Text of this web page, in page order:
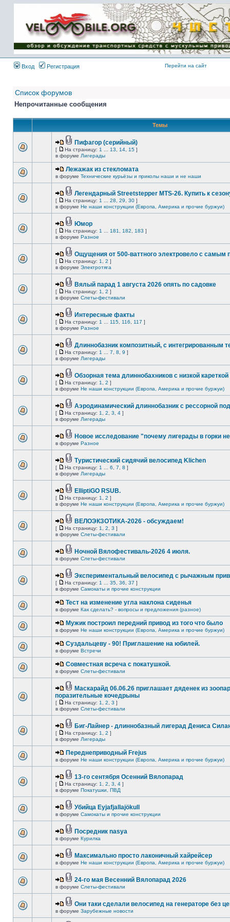
Имя пользователя:
Пароль:
{ LOG_ME_IN_SHORT
}
Вход
Регистрация Перейти на сайт
Список форумов
Непрочитанные сообщения
Темы
Пифагор (серийный)
[ На страницу: 1 13 14 15 ]
в форуме Лигерады
Лежажак из стекломата
в форуме Технические курьёзы и приколы наши и не наши
Легендарный Streetstepper MTS-26. Купить к
[ На страницу: 1 28 29 30 ]
в форуме Не наши конструкции (Европа, Америка и прочие буржуи)
Юмор
[ На страницу: 1 181 182 183 ]
в форуме Разное
Ощущения от 500-ваттного электровело с самым
[ На страницу: 1 2 ]
в форуме Электротяга
Вялый парад 1 августа 2026 опять по садовке
[ На страницу: 1 2 ]
в форуме Слеты-фестивали
Интересные факты
[ На страницу: 1 115 116 117 ]
в форуме Разное
Длиннобазник композитный, с интегрированным
[ На страницу: 1 7 8 9 ]
в форуме Лигерады
Обзорная тема длиннобахников с низкой кареткой
[ На страницу: 1 2 ]
в форуме Не наши конструкции (Европа, Америка и прочие буржуи)
Аэродинамический длиннобазник с рессорной
[ На страницу: 1 2 3 4 ]
в форуме Лигерады
Новое исследование "почему лигерады в горки
в форуме Разное
Туристический сидячий велосипед Klichen
[ На страницу: 1 6 7 8 ]
в форуме Лигерады
ElliptiGO RSUB.
[ На страницу: 1 2 ]
в форуме Не наши конструкции (Европа, Америка и прочие буржуи)
ВЕЛОЭКЗОТИКА-2026 - обсуждаем!
[ На страницу: 1 2 3 ]
в форуме Слеты-фестивали
Ночной Вялофестиваль-2026 4 июля.
в форуме Слеты-фестивали
Экспериментальный велосипед с рычажным
[ На страницу: 1 35 36 37 ]
в форуме Самокаты и прочие конструкции
Тест на изменение угла наклона сиденья
в форуме Как сделать? - вопросы и предложения (разное)
Мужик построил передний привод из того что было
в форуме Не наши конструкции (Европа, Америка и прочие буржуи)
Суздальцеву - 90! Приглашение на юбилей.
в форуме Встречи
Совместная всреча с покатушкой.
в форуме Слеты-фестивали
Маскарайд 06.06.26 приглашает дяденек из
поразительные кочедрыны
[ На страницу: 1 2 3 ]
в форуме Слеты-фестивали
Биг-Лайнер - длиннобазный лигерад Дениса
[ На страницу: 1 2 ]
в форуме Лигерады
Переднеприводный Frejus
в форуме Не наши конструкции (Европа, Америка и прочие буржуи)
13-го сентября Осенний Вялопарад
[ На страницу: 1 2 3 4 ]
в форуме Покатушки, ПВД
Убийца Eyjafjallajökull
в форуме Самокаты и прочие конструкции
Посредник nasya
в форуме Курилка
Максимально просто лаконичный хайрейсер
в форуме Не наши конструкции (Европа, Америка и прочие буржуи)
24-го мая Весенний Вялопарад 2026
в форуме Слеты-фестивали
Они таки сделали велосипед на генераторе без
в форуме Зарубежные новости